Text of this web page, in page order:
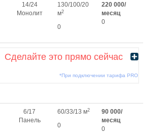
14/24
Монолит
130/100/20
м2
0
220 000/
месяц
0
Сделайте это прямо сейчас
*При подключении тарифа PRO
6/17
Панель
60/33/13 м2
0
90 000/
месяц
0